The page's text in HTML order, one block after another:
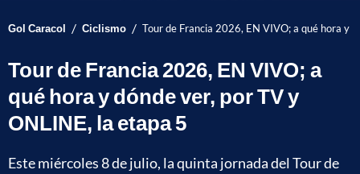
Gol Caracol / Ciclismo / Tour de Francia 2026, EN VIVO; a qué hora y
Tour de Francia 2026, EN VIVO; a
qué hora y dónde ver, por TV y
ONLINE, la etapa 5
Este miércoles 8 de julio, la quinta jornada del Tour de